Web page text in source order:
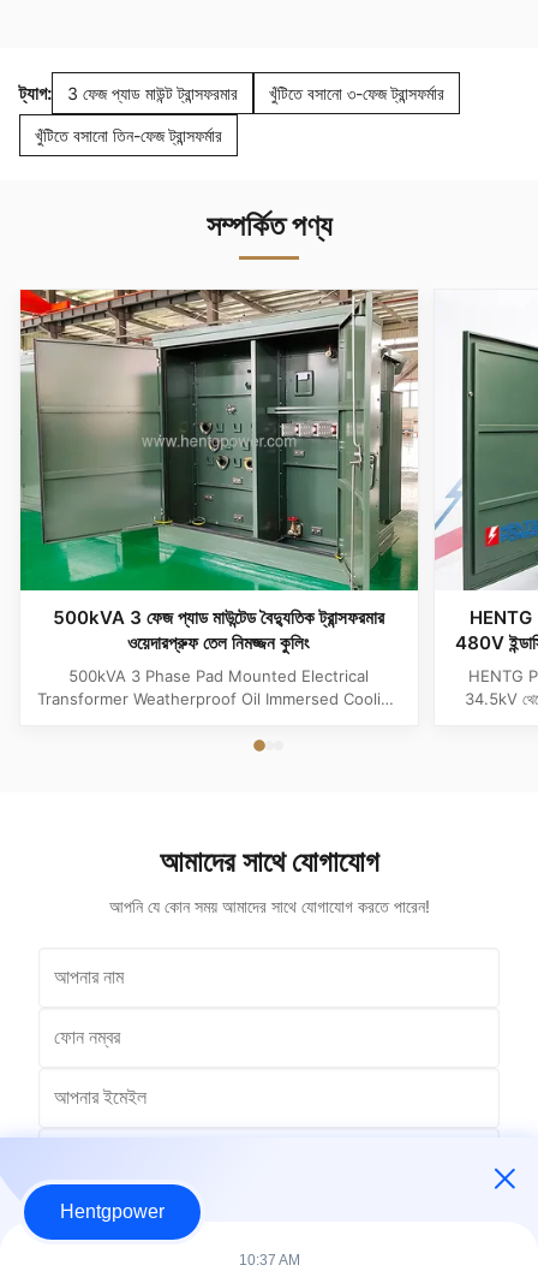
ট্যাগ: 3 ফেজ প্যাড মাউন্ট ট্রান্সফরমার খুঁটিতে বসানো ৩-ফেজ ট্রান্সফর্মার
খুঁটিতে বসানো তিন-ফেজ ট্রান্সফর্মার
সম্পর্কিত পণ্য
500kVA 3 ফেজ প্যাড মাউন্টেড বৈদ্যুতিক ট্রান্সফরমার
ওয়েদারপ্রুফ তেল নিমজ্জন কুলিং
500kVA 3 Phase Pad Mounted Electrical
Transformer Weatherproof Oil Immersed Cooling
Distribution transformer, power transformer, Oil-
480V
HENTG
34.5kV
আমাদের সাথে যোগাযোগ
আপনি যে কোন সময় আমাদের সাথে যোগাযোগ করতে পারেন!
Hentgpower
10:37 AM